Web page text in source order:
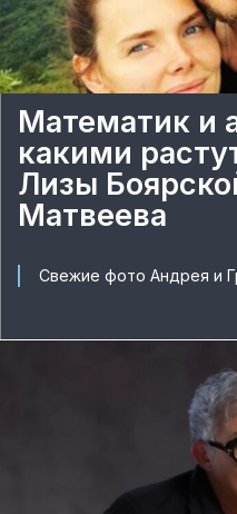
Математик и
какими
Лизы
Матвеева
Свежие фото Андрея и